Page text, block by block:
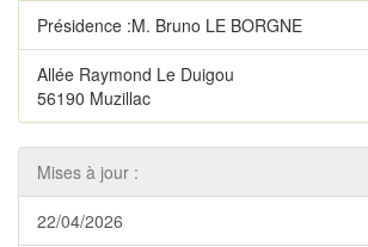
Présidence :M. Bruno LE BORGNE
Allée Raymond Le Duigou
56190 Muzillac
Mises à jour :
22/04/2026